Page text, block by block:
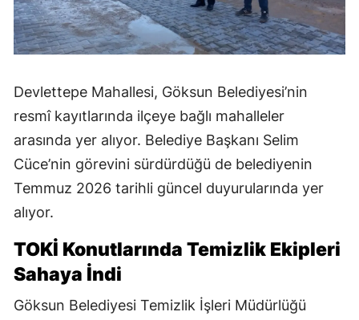
Devlettepe Mahallesi, Göksun Belediyesi’nin
resmî kayıtlarında ilçeye bağlı mahalleler
arasında yer alıyor. Belediye Başkanı Selim
Cüce’nin görevini sürdürdüğü de belediyenin
Temmuz 2026 tarihli güncel duyurularında yer
alıyor.
TOKİ Konutlarında Temizlik Ekipleri
Sahaya İndi
Göksun Belediyesi Temizlik İşleri Müdürlüğü